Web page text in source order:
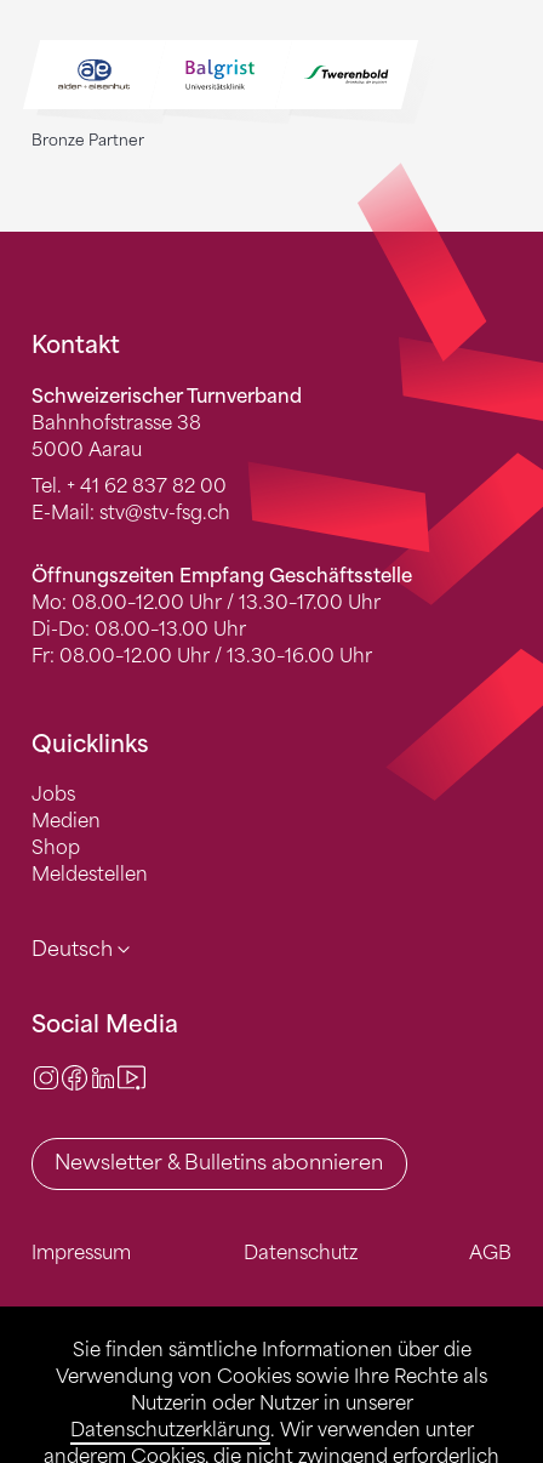
Sie finden sämtliche Informationen über die
Verwendung von Cookies sowie Ihre Rechte als
Nutzerin oder Nutzer in unserer
Datenschutzerklärung. Wir verwenden unter
anderem Cookies, die nicht zwingend erforderlich
Bronze Partner
Fusszeile
Kontakt
Schweizerischer Turnverband
Bahnhofstrasse 38
5000 Aarau
Tel. + 41 62 837 82 00
E-Mail: stv@stv-fsg.ch
Öffnungszeiten Empfang Geschäftsstelle
Mo: 08.00–12.00 Uhr / 13.30–17.00 Uhr
Di-Do: 08.00–13.00 Uhr
Fr: 08.00–12.00 Uhr / 13.30–16.00 Uhr
Quicklinks
Jobs
Medien
Shop
Meldestellen
Deutsch
Social Media
Instagram
Facebook
LinkedIn
Newsletter & Bulletins abonnieren
Impressum Datenschutz AGB